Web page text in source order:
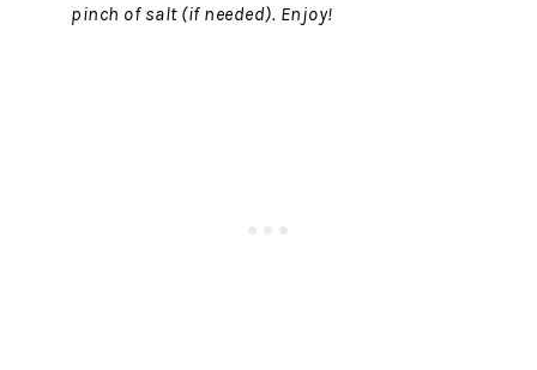
pinch of salt (if needed). Enjoy!